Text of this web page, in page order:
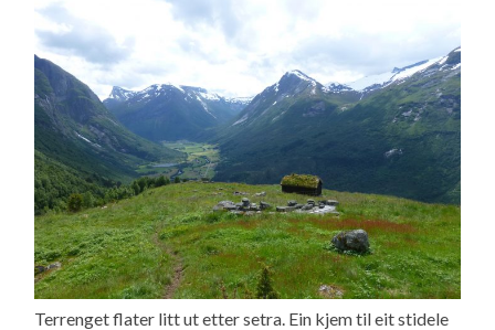
Terrenget flater litt ut etter setra. Ein kjem til eit stidele